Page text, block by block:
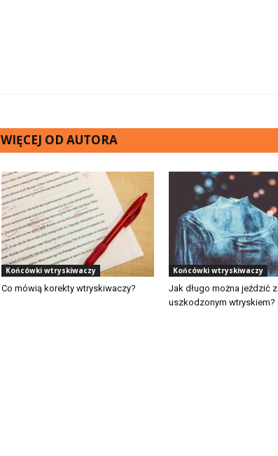
WIĘCEJ OD AUTORA
Końcówki wtryskiwaczy
Co mówią korekty wtryskiwaczy?
Końcówki wtryskiwaczy
Jak długo można jeździć z
uszkodzonym wtryskiem?